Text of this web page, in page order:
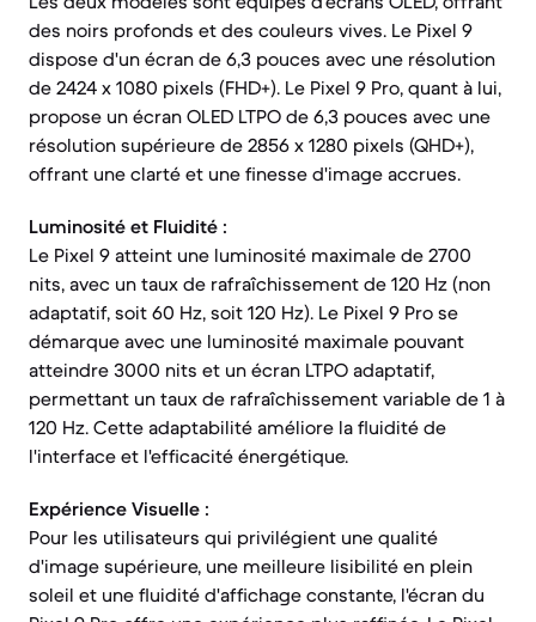
des noirs profonds et des couleurs vives. Le Pixel 9
dispose d'un écran de 6,3 pouces avec une résolution
de 2424 x 1080 pixels (FHD+). Le Pixel 9 Pro, quant à lui,
propose un écran OLED LTPO de 6,3 pouces avec une
résolution supérieure de 2856 x 1280 pixels (QHD+),
offrant une clarté et une finesse d'image accrues.
Luminosité et Fluidité :
Le Pixel 9 atteint une luminosité maximale de 2700
nits, avec un taux de rafraîchissement de 120 Hz (non
adaptatif, soit 60 Hz, soit 120 Hz). Le Pixel 9 Pro se
démarque avec une luminosité maximale pouvant
atteindre 3000 nits et un écran LTPO adaptatif,
permettant un taux de rafraîchissement variable de 1 à
120 Hz. Cette adaptabilité améliore la fluidité de
l'interface et l'efficacité énergétique.
Expérience Visuelle :
Pour les utilisateurs qui privilégient une qualité
d'image supérieure, une meilleure lisibilité en plein
soleil et une fluidité d'affichage constante, l'écran du